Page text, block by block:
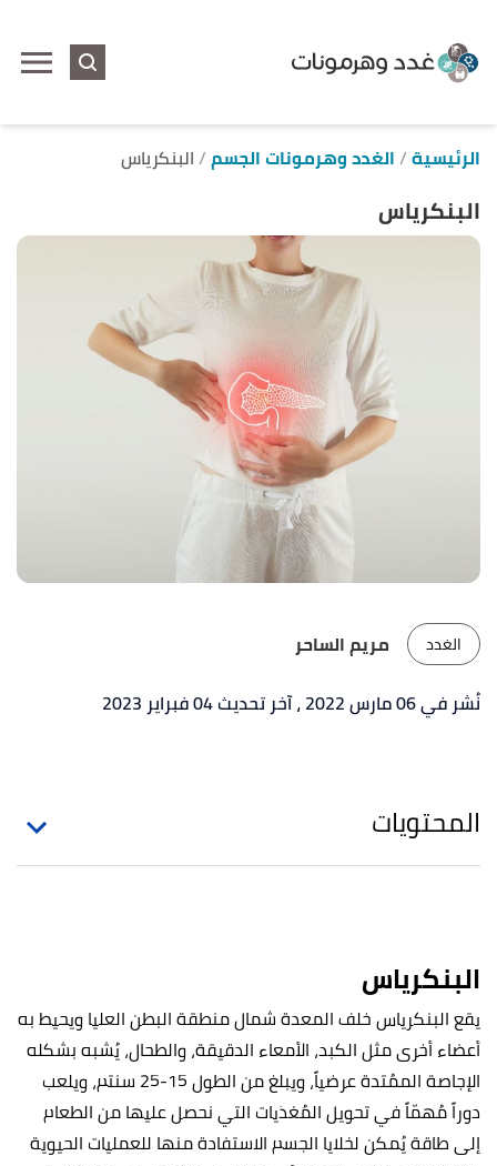
الرئيسية الغدد وهرمونات الجسم البنكرياس
البنكرياس
الغدد
مريم الساحر
نُشر في 06 مارس 2022
، آخر تحديث 04 فبراير 2023
المحتويات
البنكرياس
يقع البنكرياس خلف المعدة شمال منطقة البطن العليا ويحيط به
أعضاء أخرى مثل الكبد، الأمعاء الدقيقة، والطحال، يُشبه بشكله
الإجاصة الممُتدة عرضياً، ويبلغ من الطول 15-25 سنتم، ويلعب
دوراً مُهمّاً في تحويل المُغذيات التي نحصل عليها من الطعام
إلى طاقة يُمكن لخلايا الجسم الاستفادة منها للعمليات الحيوية